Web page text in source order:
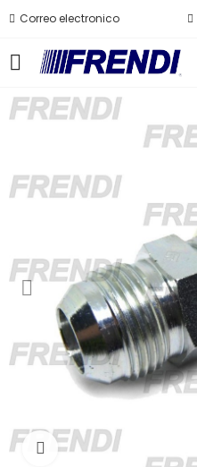
Correo electronico
Click para agrandar